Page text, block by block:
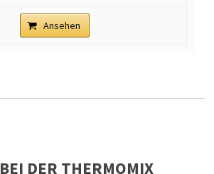
Ansehen
DER THERMOMIX